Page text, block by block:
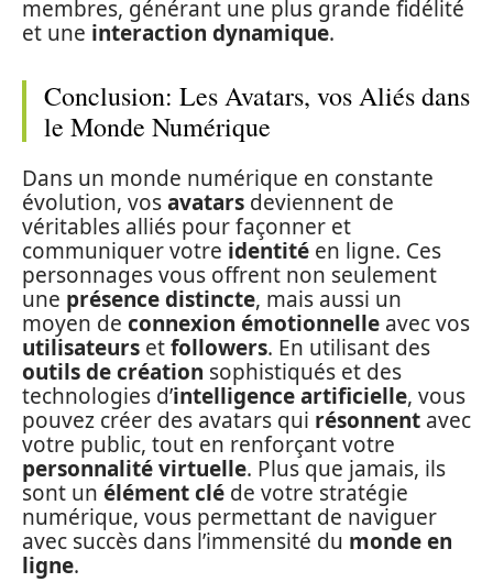
membres, générant une plus grande fidélité
et une interaction dynamique.
Conclusion: Les Avatars, vos Aliés dans
le Monde Numérique
Dans un monde numérique en constante
évolution, vosavatars deviennent de
véritables alliés pour façonner et
communiquer votre identité en ligne. Ces
personnages vous offrent non seulement
une présence distincte, mais aussi un
moyen de connexion émotionnelle avec vos
utilisateurs etfollowers. En utilisant des
outils de création sophistiqués et des
technologies d’intelligence artificielle, vous
pouvez créer des avatars qui résonnent avec
votre public, tout en renforçant votre
personnalité virtuelle. Plus que jamais, ils
sont un élément clé de votre stratégie
numérique, vous permettant de naviguer
avec succès dans l’immensité du monde en
ligne.